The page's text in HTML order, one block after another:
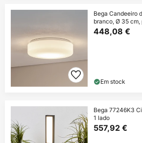
Bega Candeeiro
branco, Ø 35 cm,
448,08 €
Em stock
Bega 77246K3
1 lado
557,92 €